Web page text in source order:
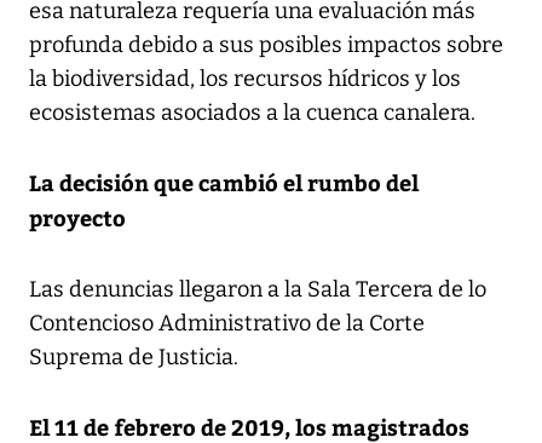
esa naturaleza requería una evaluación más
profunda debido a sus posibles impactos sobre
la biodiversidad, los recursos hídricos y los
ecosistemas asociados a la cuenca canalera.
La decisión que cambió el rumbo del
proyecto
Las denuncias llegaron a la Sala Tercera de lo
Contencioso Administrativo de la Corte
Suprema de Justicia.
El 11 de febrero de 2019, los magistrados